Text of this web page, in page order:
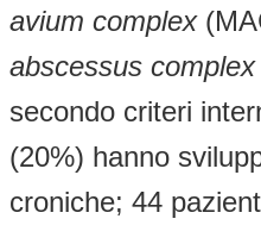
avium complex
abscessus complex
secondo criteri
(20%) hanno
croniche; 44